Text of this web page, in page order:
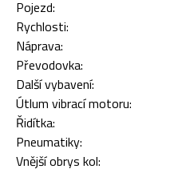
Pojezd:
Rychlosti:
Náprava:
Převodovka:
Další vybavení:
Útlum vibrací motoru:
Řidítka:
Pneumatiky:
Vnější obrys kol: